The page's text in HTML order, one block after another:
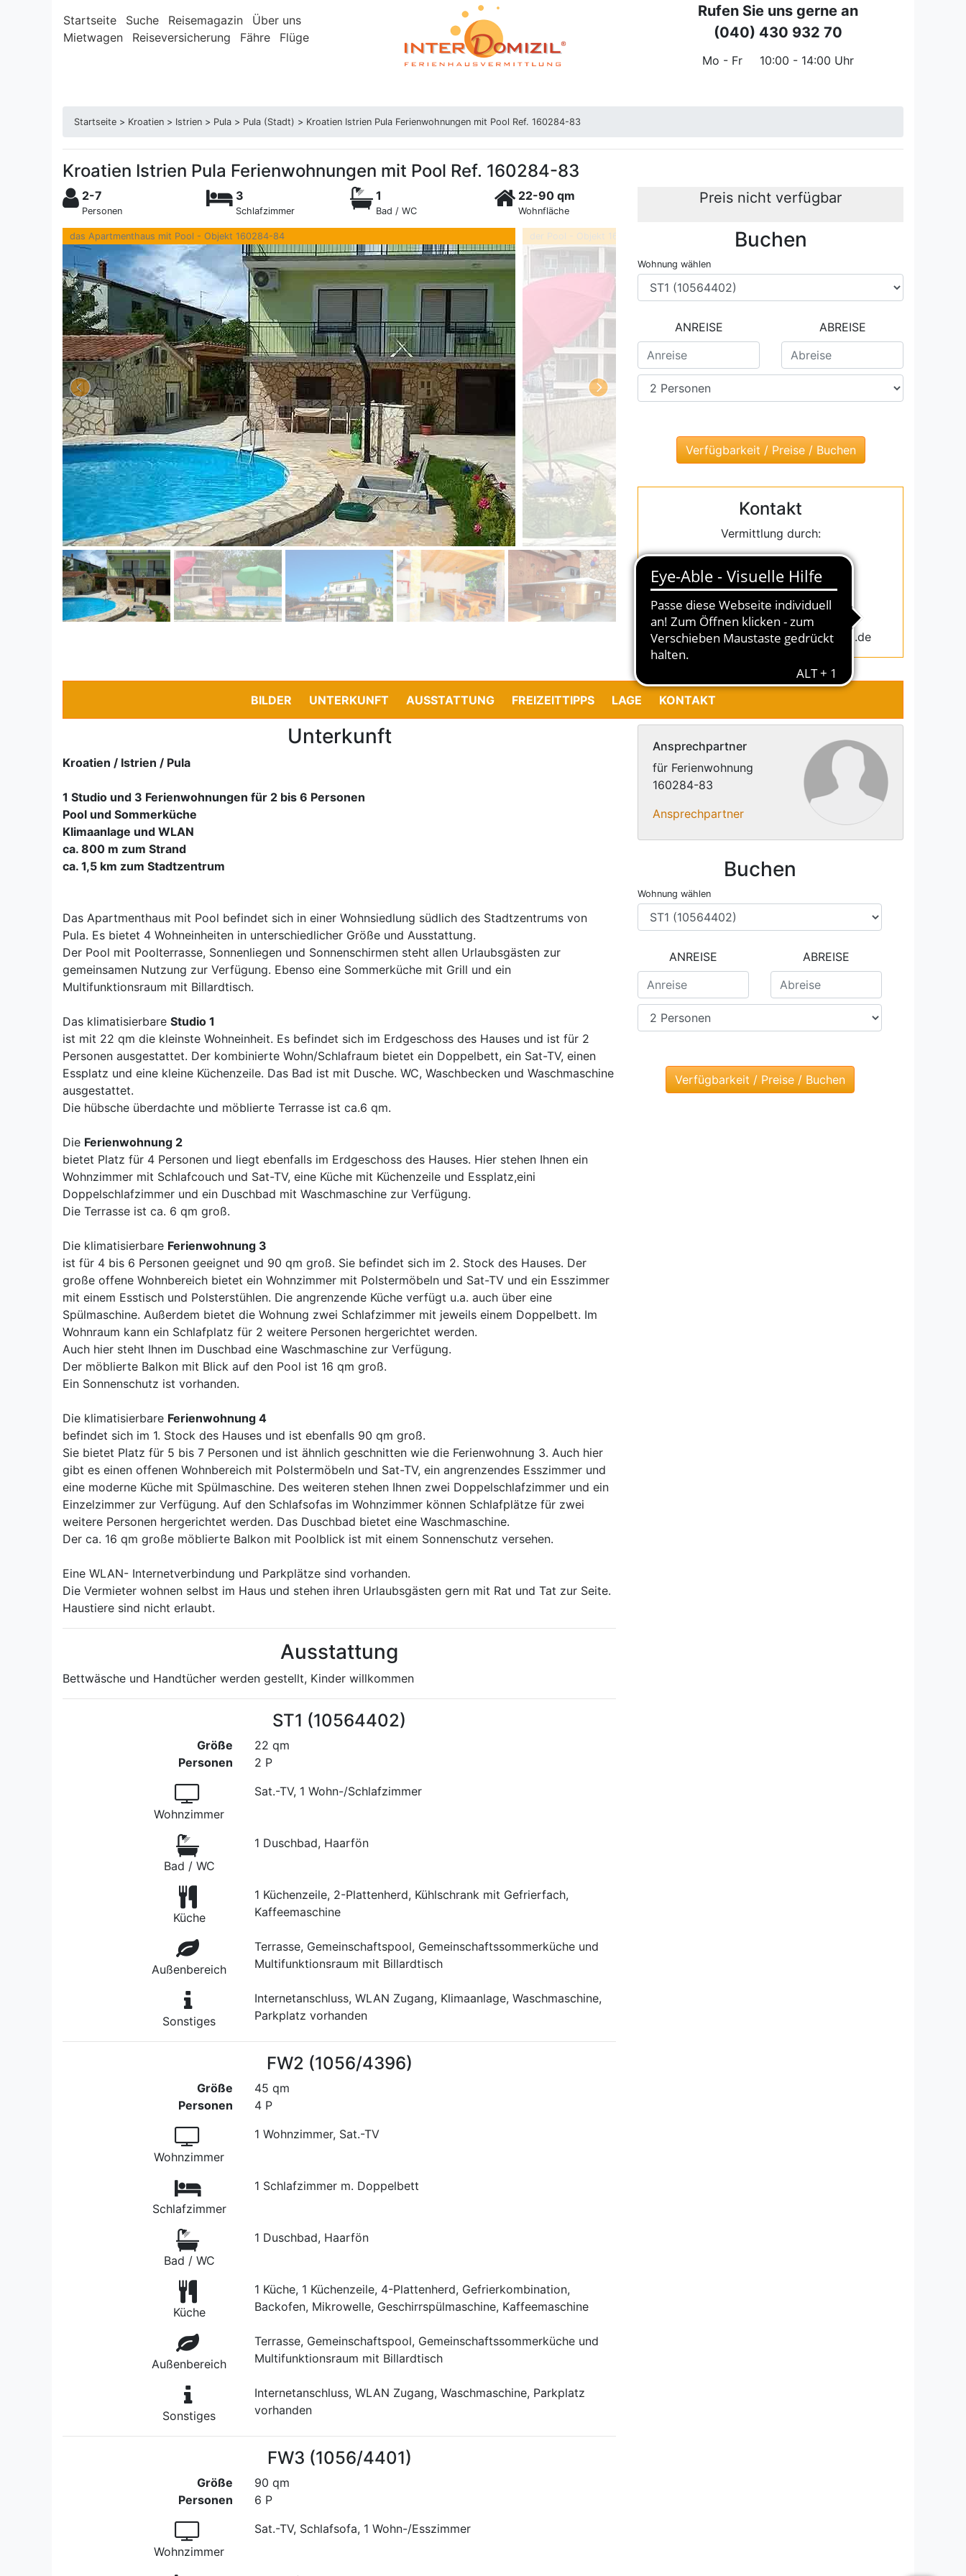
Startseite Suche Reisemagazin
Über uns
Mietwagen
Reiseversicherung Fähre Flüge
Rufen Sie uns gerne an
(040) 430 932 70
Mo - Fr 10:00 - 14:00 Uhr
Startseite > Kroatien > Istrien > Pula > Pula (Stadt) > Kroatien Istrien Pula Ferienwohnungen mit Pool Ref. 160284-83
Kroatien Istrien Pula Ferienwohnungen mit Pool Ref. 160284-83
2-7
Personen
3
Schlafzimmer
1
Bad / WC
22-90 qm
Wohnfläche
Preis nicht verfügbar
das Apartmenthaus mit Pool - Objekt 160284-84 der Pool - Objekt 160284-84 Buchen
Wohnung wählen
ANREISE ABREISE
Kontakt
Vermittlung durch:
InterDomizil GmbH
vertreten durch
Susanne Blum
Email: susanne.blum@interdomizil.de
BILDER UNTERKUNFT AUSSTATTUNG FREIZEITTIPPS LAGE KONTAKT
Unterkunft
Kroatien / Istrien / Pula
1 Studio und 3 Ferienwohnungen für 2 bis 6 Personen
Pool und Sommerküche
Klimaanlage und WLAN
ca. 800 m zum Strand
ca. 1,5 km zum Stadtzentrum
Das Apartmenthaus mit Pool befindet sich in einer Wohnsiedlung südlich des Stadtzentrums von
Pula. Es bietet 4 Wohneinheiten in unterschiedlicher Größe und Ausstattung.
Der Pool mit Poolterrasse, Sonnenliegen und Sonnenschirmen steht allen Urlaubsgästen zur
gemeinsamen Nutzung zur Verfügung. Ebenso eine Sommerküche mit Grill und ein
Multifunktionsraum mit Billardtisch.
Das klimatisierbare Studio 1
ist mit 22 qm die kleinste Wohneinheit. Es befindet sich im Erdgeschoss des Hauses und ist für 2
Personen ausgestattet. Der kombinierte Wohn/Schlafraum bietet ein Doppelbett, ein Sat-TV, einen
Essplatz und eine kleine Küchenzeile. Das Bad ist mit Dusche. WC, Waschbecken und Waschmaschine
ausgestattet.
Die hübsche überdachte und möblierte Terrasse ist ca.6 qm.
Die Ferienwohnung 2
bietet Platz für 4 Personen und liegt ebenfalls im Erdgeschoss des Hauses. Hier stehen Ihnen ein
Wohnzimmer mit Schlafcouch und Sat-TV, eine Küche mit Küchenzeile und Essplatz,eini
Doppelschlafzimmer und ein Duschbad mit Waschmaschine zur Verfügung.
Die Terrasse ist ca. 6 qm groß.
Die klimatisierbare Ferienwohnung 3
ist für 4 bis 6 Personen geeignet und 90 qm groß. Sie befindet sich im 2. Stock des Hauses. Der
große offene Wohnbereich bietet ein Wohnzimmer mit Polstermöbeln und Sat-TV und ein Esszimmer
mit einem Esstisch und Polsterstühlen. Die angrenzende Küche verfügt u.a. auch über eine
Spülmaschine. Außerdem bietet die Wohnung zwei Schlafzimmer mit jeweils einem Doppelbett. Im
Wohnraum kann ein Schlafplatz für 2 weitere Personen hergerichtet werden.
Auch hier steht Ihnen im Duschbad eine Waschmaschine zur Verfügung.
Der möblierte Balkon mit Blick auf den Pool ist 16 qm groß.
Ein Sonnenschutz ist vorhanden.
Die klimatisierbare Ferienwohnung 4
befindet sich im 1. Stock des Hauses und ist ebenfalls 90 qm groß.
Sie bietet Platz für 5 bis 7 Personen und ist ähnlich geschnitten wie die Ferienwohnung 3. Auch hier
gibt es einen offenen Wohnbereich mit Polstermöbeln und Sat-TV, ein angrenzendes Esszimmer und
eine moderne Küche mit Spülmaschine. Des weiteren stehen Ihnen zwei Doppelschlafzimmer und ein
Einzelzimmer zur Verfügung. Auf den Schlafsofas im Wohnzimmer können Schlafplätze für zwei
weitere Personen hergerichtet werden. Das Duschbad bietet eine Waschmaschine.
Der ca. 16 qm große möblierte Balkon mit Poolblick ist mit einem Sonnenschutz versehen.
Eine WLAN- Internetverbindung und Parkplätze sind vorhanden.
Die Vermieter wohnen selbst im Haus und stehen ihren Urlaubsgästen gern mit Rat und Tat zur Seite.
Haustiere sind nicht erlaubt.
Ausstattung
Bettwäsche und Handtücher werden gestellt, Kinder willkommen
ST1 (10564402)
Größe
Personen
22 qm
2 P
Wohnzimmer
Sat.-TV, 1 Wohn-/Schlafzimmer
Bad / WC
1 Duschbad, Haarfön
Küche
1 Küchenzeile, 2-Plattenherd, Kühlschrank mit Gefrierfach,
Kaffeemaschine
Außenbereich
Terrasse, Gemeinschaftspool, Gemeinschaftssommerküche und
Multifunktionsraum mit Billardtisch
Sonstiges
Internetanschluss, WLAN Zugang, Klimaanlage, Waschmaschine,
Parkplatz vorhanden
FW2 (1056/4396)
Größe
Personen
45 qm
4 P
Wohnzimmer
1 Wohnzimmer, Sat.-TV
Schlafzimmer
1 Schlafzimmer m. Doppelbett
Bad / WC
1 Duschbad, Haarfön
Küche
1 Küche, 1 Küchenzeile, 4-Plattenherd, Gefrierkombination,
Backofen, Mikrowelle, Geschirrspülmaschine, Kaffeemaschine
Außenbereich
Terrasse, Gemeinschaftspool, Gemeinschaftssommerküche und
Multifunktionsraum mit Billardtisch
Sonstiges
Internetanschluss, WLAN Zugang, Waschmaschine, Parkplatz
vorhanden
FW3 (1056/4401)
Größe
Personen
90 qm
6 P
Wohnzimmer
Sat.-TV, Schlafsofa, 1 Wohn-/Esszimmer
Ansprechpartner
für Ferienwohnung
160284-83
Ansprechpartner
Buchen
Wohnung wählen
ANREISE ABREISE